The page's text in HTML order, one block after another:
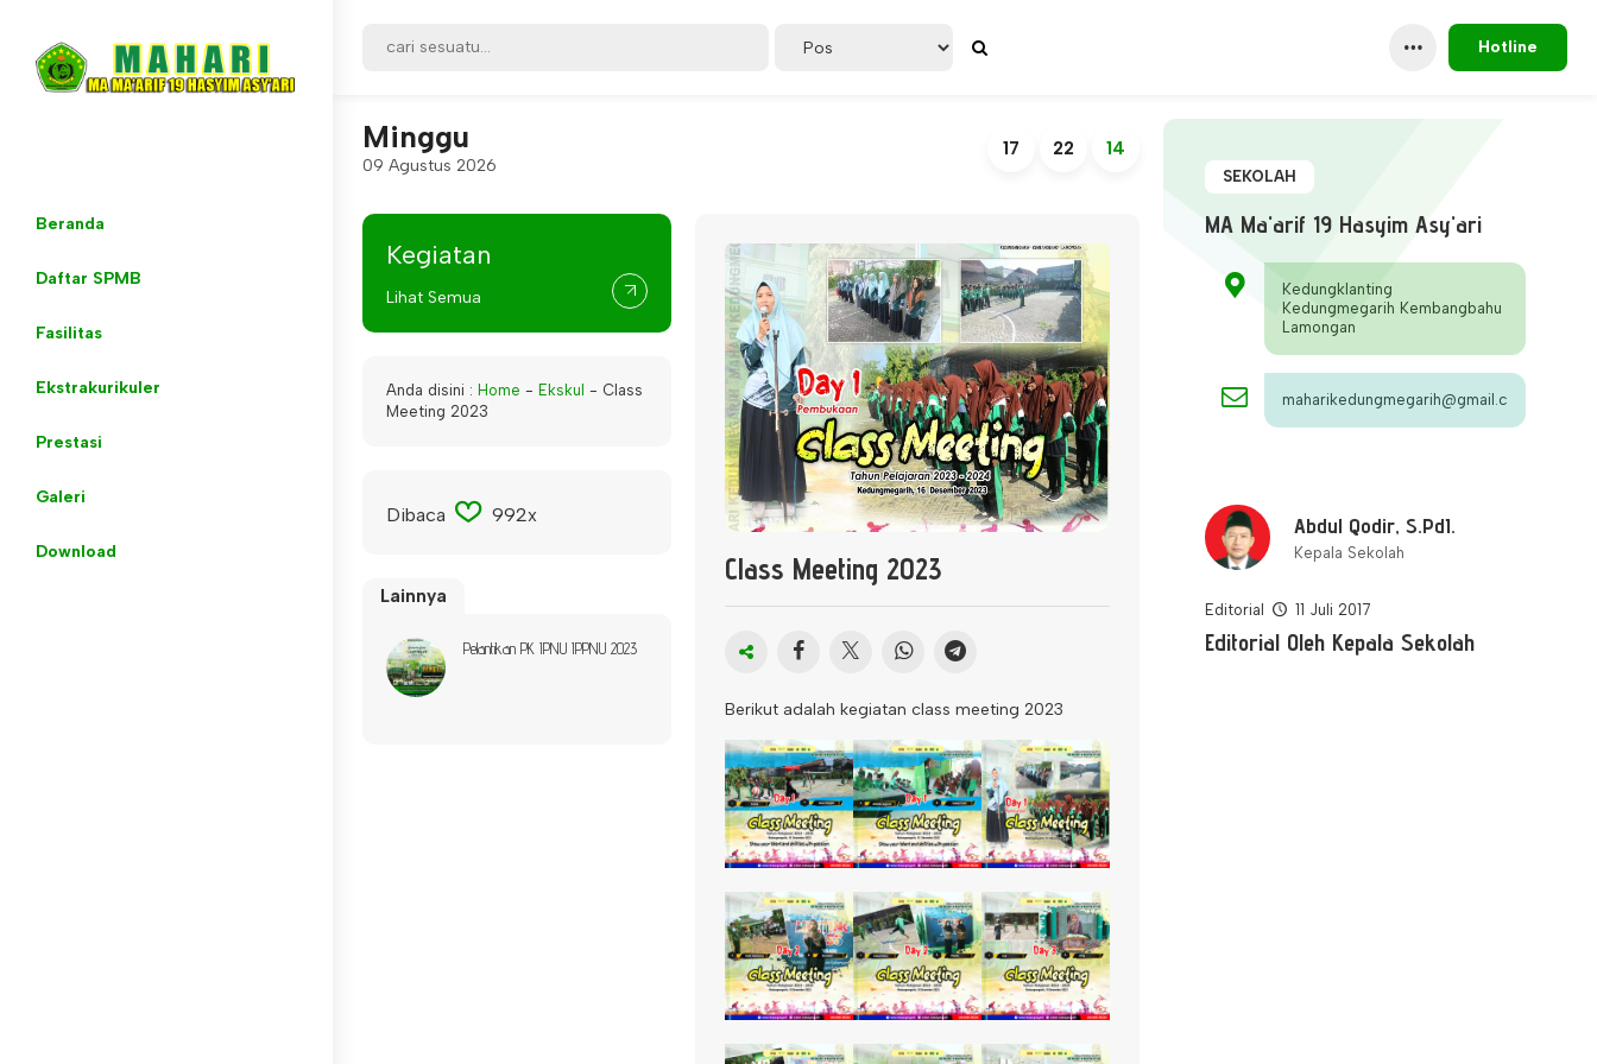
Beranda
Daftar SPMB
Fasilitas
Ekstrakurikuler
Prestasi
Galeri
Download
Hotline
Minggu
09 Agustus 2026
17 22 14
Class Meeting 2023
Berikut adalah kegiatan class meeting 2023
Kegiatan
Lihat Semua
Anda disini : Home - Ekskul - Class
Meeting 2023
Dibaca 992x
Lainnya
Pelantikan PK IPNU IPPNU 2023
SEKOLAH
MA Ma'arif 19 Hasyim Asy'ari
Kedungklanting
Kedungmegarih Kembangbahu
Lamongan
maharikedungmegarih@gmail.com
Abdul Qodir, S.PdI.
Kepala Sekolah
Editorial 11 Juli 2017
Editorial Oleh Kepala Sekolah